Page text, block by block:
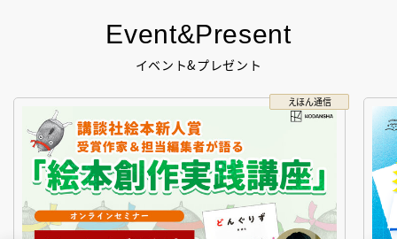
Event&Present
イベント&プレゼント
えほん通信